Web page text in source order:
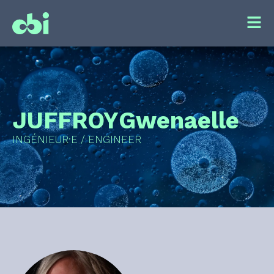
JUFFROYGwenaelle
INGÉNIEUR·E / ENGINEER